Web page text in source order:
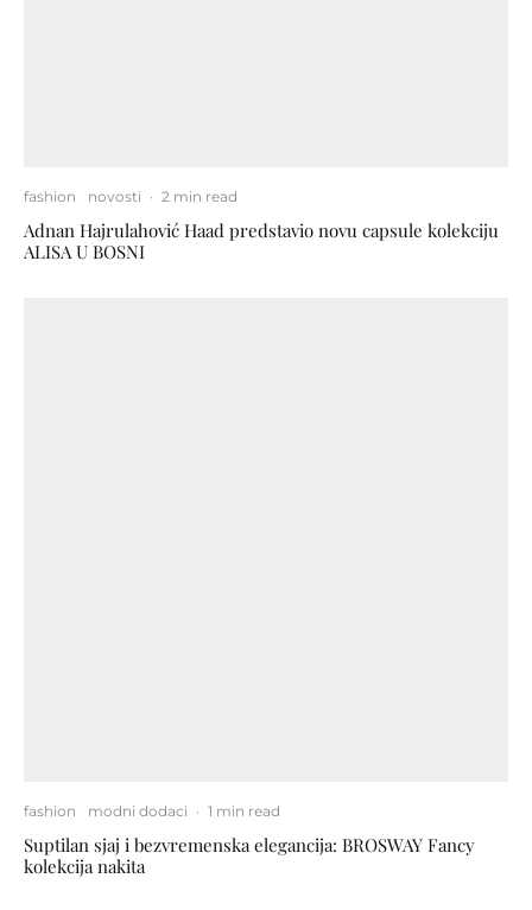
fashion novosti · 2 min read
Adnan Hajrulahović Haad predstavio novu capsule kolekciju
ALISA U BOSNI
fashion modni dodaci · 1 min read
Suptilan sjaj i bezvremenska elegancija: BROSWAY Fancy
kolekcija nakita